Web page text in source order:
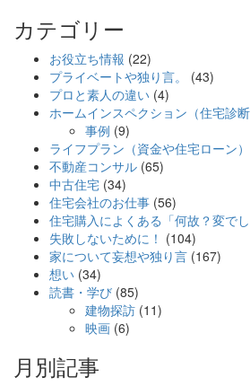
カテゴリー
お役立ち情報 (22)
プライベートや独り言。
(43)
プロと素人の違い (4)
ホームインスペクション（住宅診断
事例 (9)
ライフプラン（資金や住宅ローン）
不動産コンサル (65)
中古住宅 (34)
住宅会社のお仕事 (56)
住宅購入によくある「何故？変で
失敗しないために！ (104)
家について妄想や独り言 (167)
想い (34)
読書・学び (85)
建物探訪 (11)
映画 (6)
月別記事